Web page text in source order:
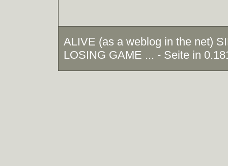
ALIVE (as a weblog in the net)
LOSING GAME ... - Seite in